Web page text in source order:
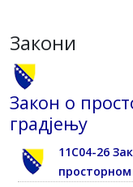
Закони
Закон о
градјењу
11С04-26